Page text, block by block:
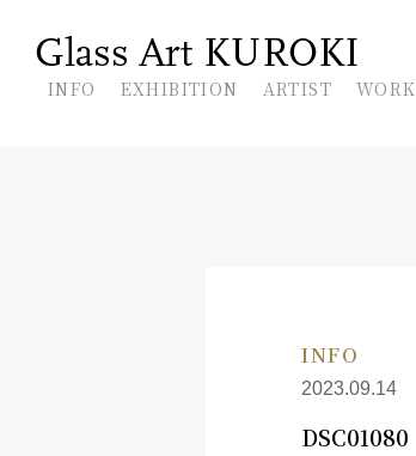
INFO EXHIBITION ARTIST WORK
INFO
2023.09.14
DSC01080